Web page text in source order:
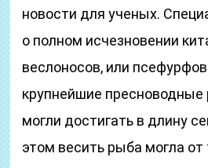
новости для ученых.
о полном исчезновении
веслоносов, или
крупнейшие
могли достигать в длину
этом весить рыба могла от